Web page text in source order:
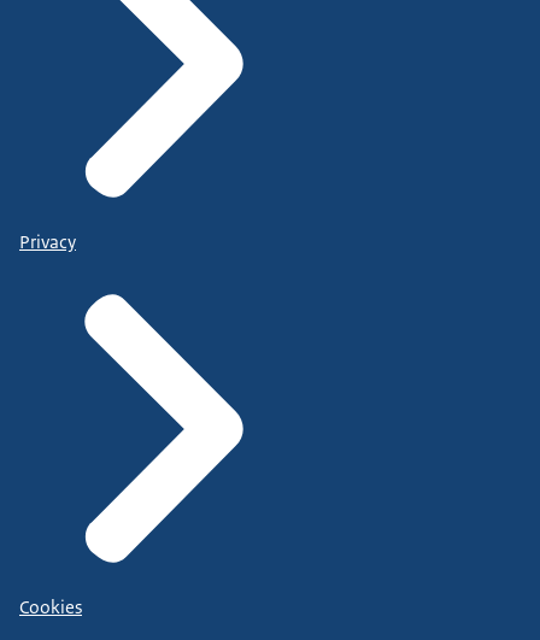
Privacy
Cookies